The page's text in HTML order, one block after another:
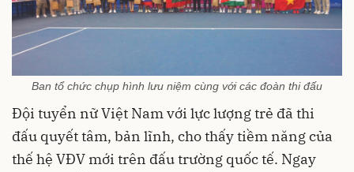
Ban tổ chức chụp hình lưu niệm cùng với các đoàn thi đấu
Đội tuyển nữ Việt Nam với lực lượng trẻ đã thi
đấu quyết tâm, bản lĩnh, cho thấy tiềm năng của
thế hệ VĐV mới trên đấu trường quốc tế. Ngay